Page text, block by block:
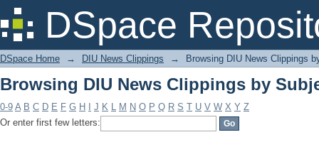
DSpace
Browsing DIU News Clippings by
DSpace Home → DIU News Clippings → Browsing DIU News Clippings
Browsing DIU News Clippings by
0-9 A B C D E F G H J K L M N O P Q R S T U V W X Y Z
Or enter first few letters: